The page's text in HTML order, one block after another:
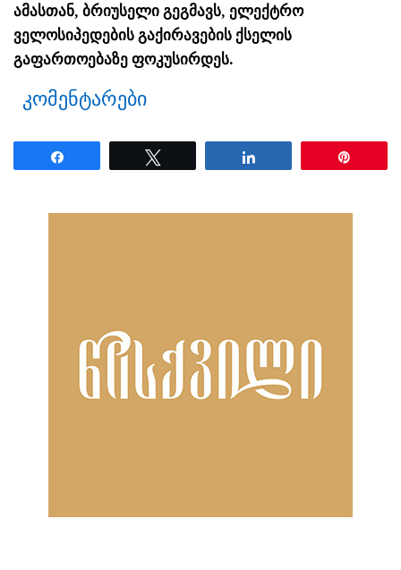
ამასთან, ბრიუსელი გეგმავს, ელექტრო
ველოსიპედების გაქირავების ქსელის
გაფართოებაზე ფოკუსირდეს.
კომენტარები